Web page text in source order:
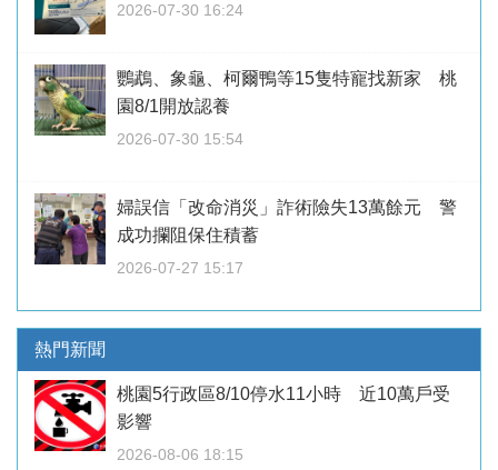
2026-07-30 16:24
鸚鵡、象龜、柯爾鴨等15隻特寵找新家 桃
園8/1開放認養
2026-07-30 15:54
婦誤信「改命消災」詐術險失13萬餘元 警
成功攔阻保住積蓄
2026-07-27 15:17
熱門新聞
桃園5行政區8/10停水11小時 近10萬戶受
影響
2026-08-06 18:15